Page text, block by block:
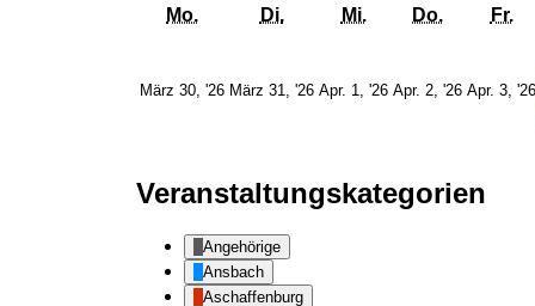
Mo. MontagDi. Dienstag
Mi. Mittwoch
Do. Fr.
März 30, '2630.
März 31, '2631.
Apr. 1, '261.Apr. 2, '262.Apr. 3, '26
Veranstaltungskategorien
Angehörige
Ansbach
Aschaffenburg